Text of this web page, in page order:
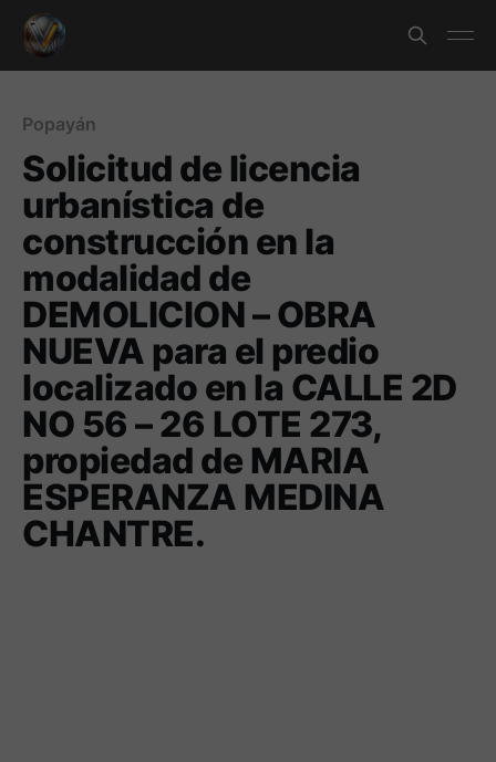
Popayán
Solicitud de licencia
urbanística de
construcción en la
modalidad de
DEMOLICION – OBRA
NUEVA para el predio
localizado en la CALLE 2D
NO 56 – 26 LOTE 273,
propiedad de MARIA
ESPERANZA MEDINA
CHANTRE.